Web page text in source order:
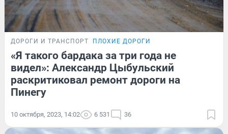
ДОРОГИ И ТРАНСПОРТ ПЛОХИЕ ДОРОГИ
«Я такого бардака за три года не
видел»: Александр Цыбульский
раскритиковал ремонт дороги на
Пинегу
10 октября, 2023, 14:02 6 531 36